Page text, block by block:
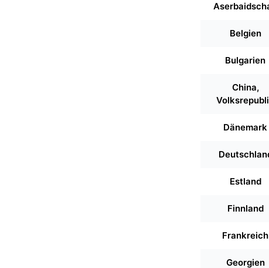
Belgien
Bulgarien
China,
Dänemark
Estland
Finnland
Frankreich
Georgien